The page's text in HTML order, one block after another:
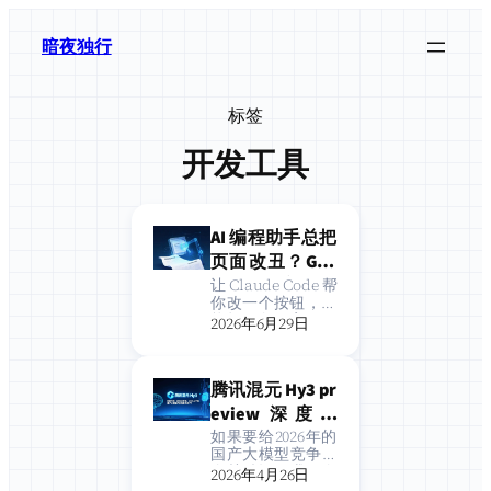
暗夜独行
标签
开发工具
AI 编程助手总把
页面改丑？Goo
gle Labs 这份 DE
SIGN.md 让 AI
一次看懂你的设
让 Claude Code 帮
你改一个按钮，它
能把圆角、字号、
阴影全给你换一
来的颜色跟你项目
里已有的调色盘八
竿子打不着。不是
模型不行，是你没
把「设计系统」告
诉它…
2026年6月29日
腾讯混元 Hy3 pr
eview 深度评
测：2950亿参
数、256K上下
如果要给2026年的
国产大模型竞争定
个关键词，我倾向
2026年4月26日